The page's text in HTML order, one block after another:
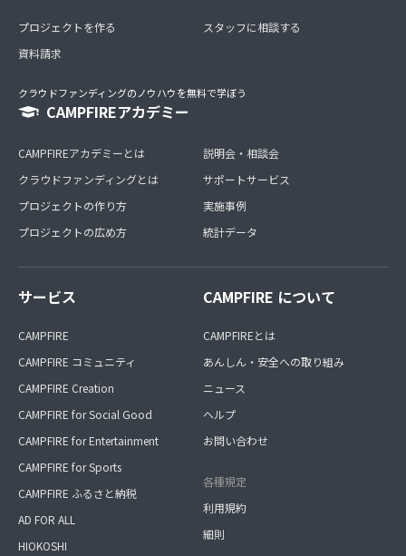
プロジェクトを作る
資料請求
スタッフに相談する
クラウドファンディングのノウハウを無料で学ぼう
CAMPFIREアカデミー
CAMPFIREアカデミーとは
クラウドファンディングとは
プロジェクトの作り方
プロジェクトの広め方
説明会・相談会
サポートサービス
実施事例
統計データ
サービス
CAMPFIRE
CAMPFIRE コミュニティ
CAMPFIRE Creation
CAMPFIRE for Social Good
CAMPFIRE for Entertainment
CAMPFIRE for Sports
CAMPFIRE ふるさと納税
AD FOR ALL
HIOKOSHI
CAMPFIRE について
CAMPFIREとは
あんしん・安全への取り組み
ニュース
ヘルプ
お問い合わせ
各種規定
利用規約
細則